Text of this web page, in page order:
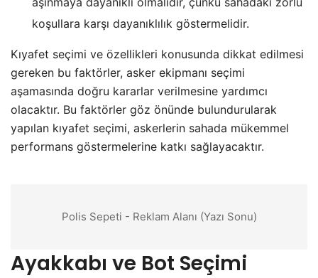
koşullara karşı dayanıklılık göstermelidir.
Kıyafet seçimi ve özellikleri konusunda dikkat edilmesi
gereken bu faktörler, asker ekipmanı seçimi
aşamasında doğru kararlar verilmesine yardımcı
olacaktır. Bu faktörler göz önünde bulundurularak
yapılan kıyafet seçimi, askerlerin sahada mükemmel
performans göstermelerine katkı sağlayacaktır.
Polis Sepeti - Reklam Alanı (Yazı Sonu)
Ayakkabı ve Bot Seçimi